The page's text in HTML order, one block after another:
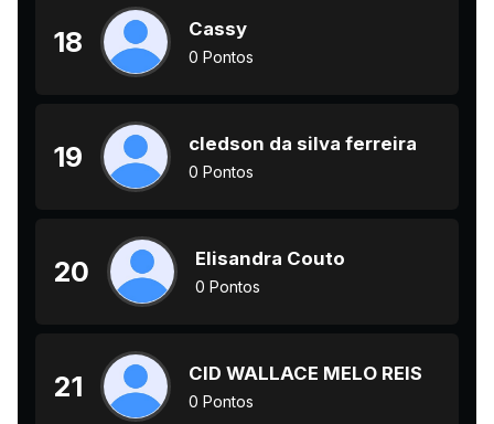
18 Cassy
0 Pontos
19 cledson da silva ferreira
0 Pontos
20 Elisandra Couto
0 Pontos
21 CID WALLACE MELO REIS
0 Pontos